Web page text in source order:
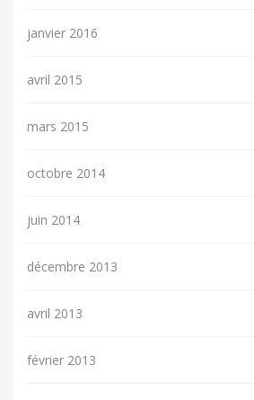
janvier 2016
avril 2015
mars 2015
octobre 2014
juin 2014
décembre 2013
avril 2013
février 2013